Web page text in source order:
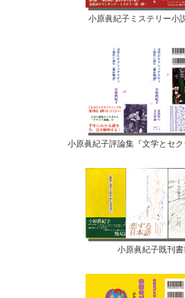
小原眞紀子ミステリー小
小原眞紀子評論集『文学とセク
小原眞紀子既刊